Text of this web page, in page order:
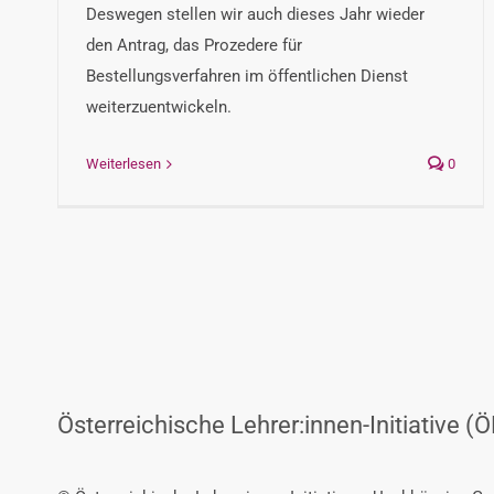
Deswegen stellen wir auch dieses Jahr wieder
den Antrag, das Prozedere für
Bestellungsverfahren im öffentlichen Dienst
weiterzuentwickeln.
Weiterlesen 0
Österreichische Lehrer:innen-Initiative